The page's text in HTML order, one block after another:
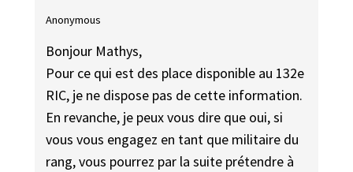
Anonymous
Bonjour Mathys,
Pour ce qui est des place disponible au 132e
RIC, je ne dispose pas de cette information.
En revanche, je peux vous dire que oui, si
vous vous engagez en tant que militaire du
rang, vous pourrez par la suite prétendre à